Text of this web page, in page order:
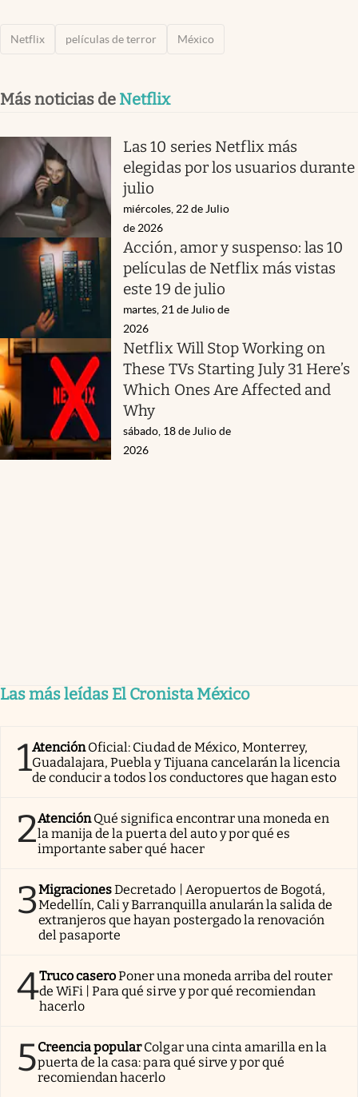
Netflix películas de terror México
Más noticias de Netflix
Las 10 series Netflix más
elegidas por los usuarios durante
julio
miércoles, 22 de Julio
de 2026
Acción, amor y suspenso: las 10
películas de Netflix más vistas
este 19 de julio
martes, 21 de Julio de
2026
Netflix Will Stop Working on
These TVs Starting July 31 Here’s
Which Ones Are Affected and
Why
sábado, 18 de Julio de
2026
Las más leídas El Cronista México
1AtenciónOficial: Ciudad de México, Monterrey,
Guadalajara, Puebla y Tijuana cancelarán la licencia
de conducir a todos los conductores que hagan esto
2AtenciónQué significa encontrar una moneda en
la manija de la puerta del auto y por qué es
importante saber qué hacer
3MigracionesDecretado | Aeropuertos de Bogotá,
Medellín, Cali y Barranquilla anularán la salida de
extranjeros que hayan postergado la renovación
del pasaporte
4Truco caseroPoner una moneda arriba del router
de WiFi | Para qué sirve y por qué recomiendan
hacerlo
5Creencia popularColgar una cinta amarilla en la
puerta de la casa: para qué sirve y por qué
recomiendan hacerlo